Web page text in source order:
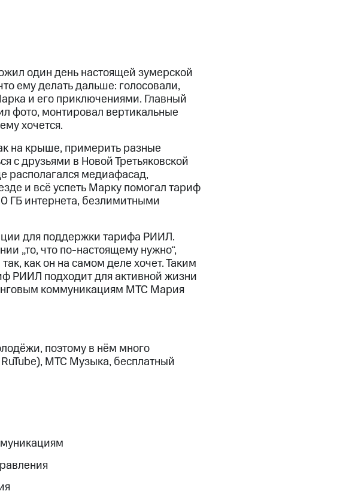
один день настоящей зумерской
ему делать дальше: голосовали,
и его приключениями. Главный
фото, монтировал вертикальные
хочется.
на крыше, примерить разные
с друзьями в Новой Третьяковской
располагался медиафасад,
и всё успеть Марку помогал тариф
ГБ интернета, безлимитными
для поддержки тарифа РИИЛ.
„то, что по-настоящему нужно“,
как он на самом деле хочет. Таким
РИИЛ подходит для активной жизни
коммуникациям МТС Мария
поэтому в нём много
МТС Музыка, бесплатный